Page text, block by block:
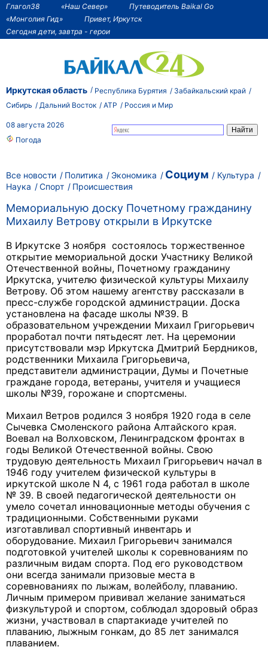
Глагол38 «Наш Север»
Путеводитель Baikal Go
«Монголия Гид»
Привет, Иркутск
Сегодня дети, завтра - герои
Иркутская область Республика Бурятия
Забайкальский край
Сибирь
Дальний Восток АТР Россия и Мир
08 августа 2026
Погода
Все новости Политика Экономика Социум
Культура
Наука
Спорт Происшествия
Мемориальную доску Почетному гражданину
Михаилу Ветрову открыли в Иркутске
В Иркутске 3 ноября состоялось торжественное
открытие мемориальной доски Участнику Великой
Отечественной войны, Почетному гражданину
Иркутска, учителю физической культуры Михаилу
Ветрову. Об этом нашему агентству рассказали в
пресс-службе городской администрации. Доска
установлена на фасаде школы №39. В
образовательном учреждении Михаил Григорьевич
проработал почти пятьдесят лет. На церемонии
присутствовали мэр Иркутска Дмитрий Бердников,
родственники Михаила Григорьевича,
представители администрации, Думы и Почетные
граждане города, ветераны, учителя и учащиеся
школы №39, горожане и спортсмены.
Михаил Ветров родился 3 ноября 1920 года в селе
Сычевка Смоленского района Алтайского края.
Воевал на Волховском, Ленинградском фронтах в
годы Великой Отечественной войны. Свою
трудовую деятельность Михаил Григорьевич начал в
1946 году учителем физической культуры в
иркутской школе N 4, с 1961 года работал в школе
№ 39. В своей педагогической деятельности он
умело сочетал инновационные методы обучения с
традиционными. Собственными руками
изготавливал спортивный инвентарь и
оборудование. Михаил Григорьевич занимался
подготовкой учителей школы к соревнованиям по
различным видам спорта. Под его руководством
они всегда занимали призовые места в
соревнованиях по лыжам, волейболу, плаванию.
Личным примером прививал желание заниматься
физкультурой и спортом, соблюдал здоровый образ
жизни, участвовал в спартакиаде учителей по
плаванию, лыжным гонкам, до 85 лет занимался
плаванием.